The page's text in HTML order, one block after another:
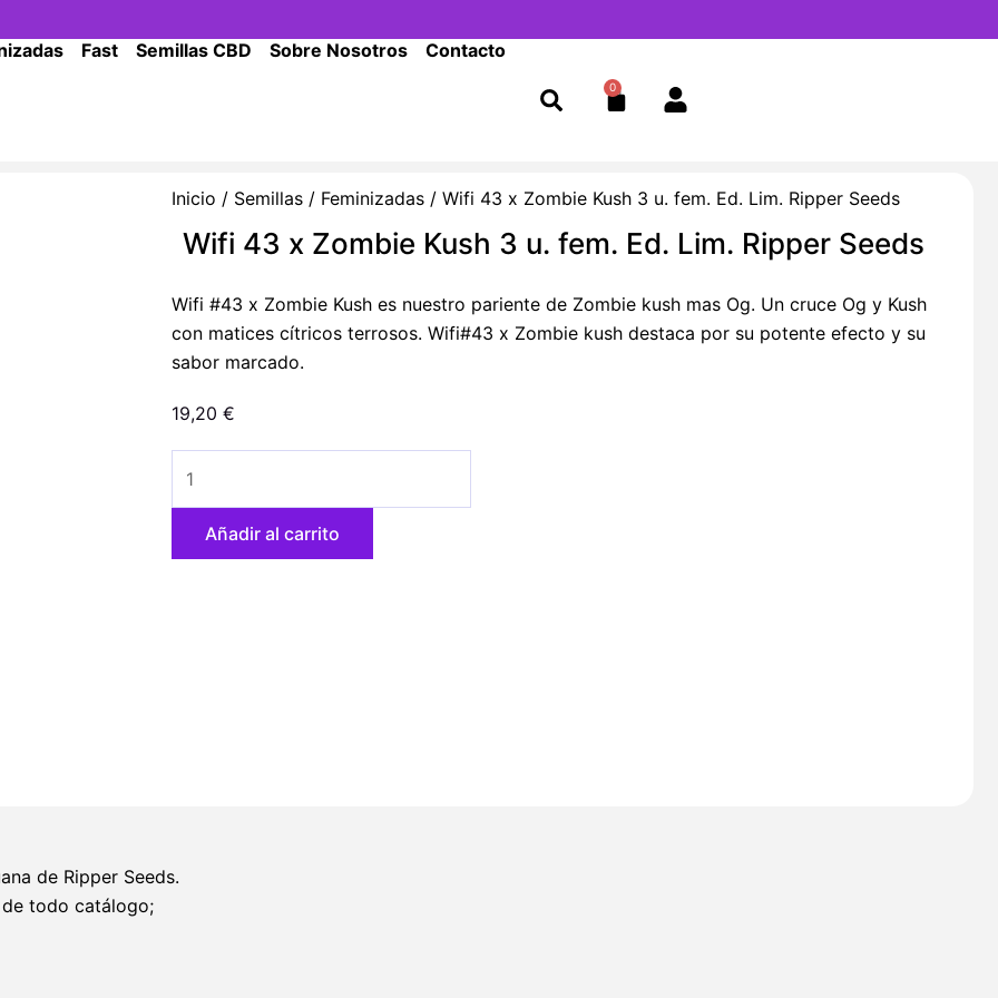
Fast Semillas CBD Sobre Nosotros Contacto
0
Cart
Inicio / Semillas/ Feminizadas/ Wifi 43 x Zombie Kush 3 u. fem. Ed. Lim. Ripper Seeds
Wifi 43 x Zombie Kush 3 u. fem. Ed. Lim. Ripper Seeds
Wifi #43 x Zombie Kush es nuestro pariente de Zombie kush mas Og. Un cruce Og y Kush
con matices cítricos terrosos. Wifi#43 x Zombie kush destaca por su potente efecto y su
sabor marcado.
19,20 €
43
Añadir al carrito
de Ripper Seeds.
de todo catálogo;